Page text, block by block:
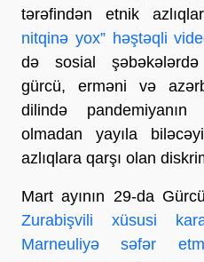
tərəfindən etnik
nitqinə yox” həştəqli
də sosial şəbəkələrdə
gürcü, erməni və
dilində
olmadan yayıla
azlıqlara qarşı olan
Mart ayının 29-da
Zurabişvili xüsusi
Marneuliyə səfər